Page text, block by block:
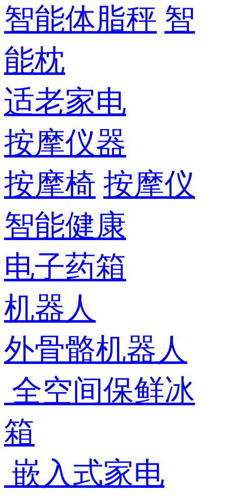
智能体脂秤 智
能枕
适老家电
按摩仪器
按摩椅 按摩仪
智能健康
电子药箱
机器人
外骨骼机器人
全空间保鲜冰
箱
嵌入式家电